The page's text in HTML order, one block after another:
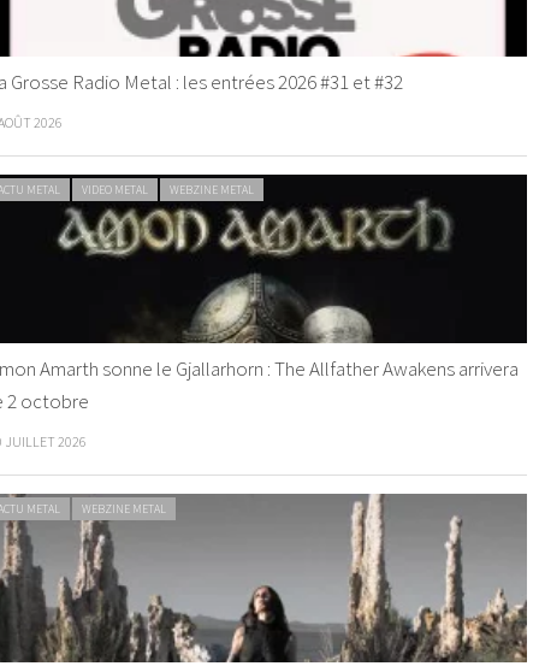
Grosse Radio Metal : les entrées 2026 #31 et #32
2026
METAL VIDEO METAL WEBZINE METAL
Amarth sonne le Gjallarhorn : The Allfather Awakens arrivera
2 octobre
JUILLET 2026
METAL WEBZINE METAL